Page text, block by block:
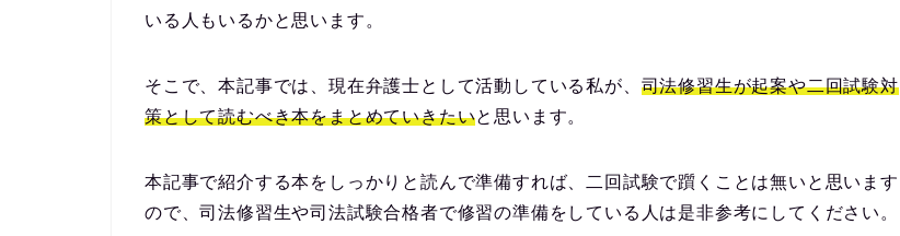
いる人もいるかと思います。
そこで、本記事では、現在弁護士として活動している私が、 司法修習生が起案や二回試験対
策として読むべき本をまとめていきたいと思います。
本記事で紹介する本をしっかりと読んで準備すれば、二回試験で躓くことは無いと思います
ので、司法修習生や司法試験合格者で修習の準備をしている人は是非参考にしてください。